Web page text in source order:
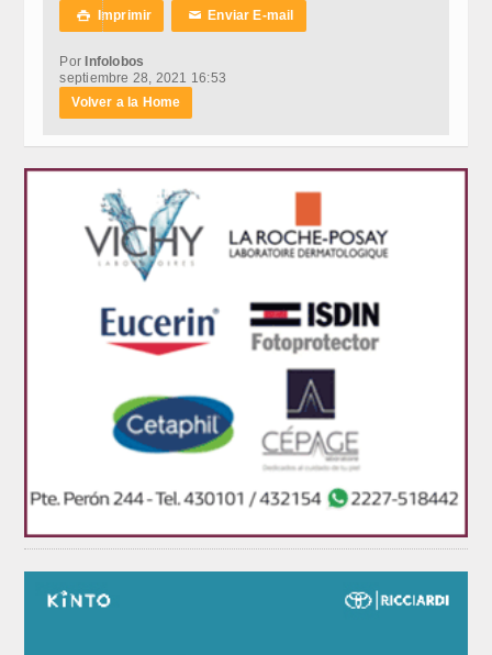
 Imprimir ✉Enviar E-mail
PorInfolobos
septiembre 28, 2021 16:53
Volver a la Home